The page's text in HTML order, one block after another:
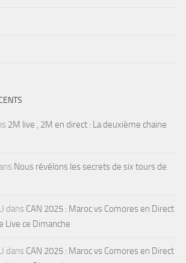
2M live , 2M en direct : La deuxième chaine
Nous révélons les secrets de six tours de
dans CAN 2025 : Maroc vs Comores en Direct
Live ce Dimanche
dans CAN 2025 : Maroc vs Comores en Direct